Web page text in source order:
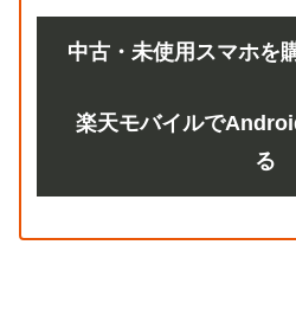
中古・未使用スマホを
楽天モバイルで
る